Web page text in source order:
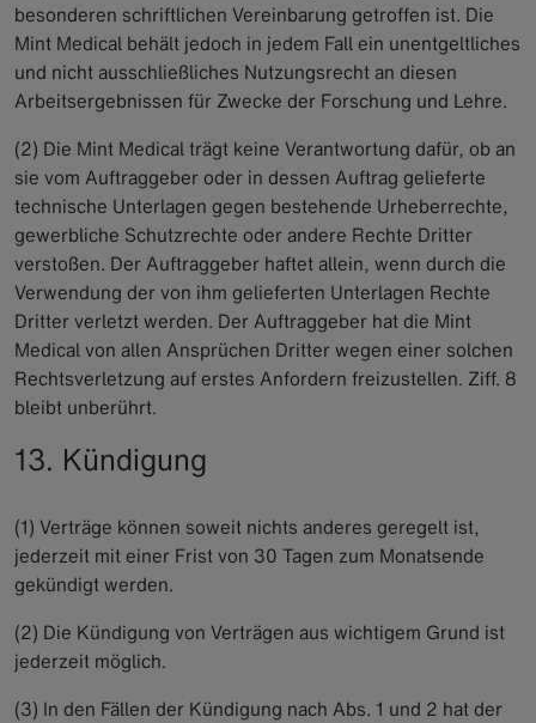
besonderen schriftlichen Vereinbarung getroffen ist. Die
Mint Medical behält jedoch in jedem Fall ein unentgeltliches
und nicht ausschließliches Nutzungsrecht an diesen
Arbeitsergebnissen für Zwecke der Forschung und Lehre.
(2) Die Mint Medical trägt keine Verantwortung dafür, ob an
sie vom Auftraggeber oder in dessen Auftrag gelieferte
technische Unterlagen gegen bestehende Urheberrechte,
gewerbliche Schutzrechte oder andere Rechte Dritter
verstoßen. Der Auftraggeber haftet allein, wenn durch die
Verwendung der von ihm gelieferten Unterlagen Rechte
Dritter verletzt werden. Der Auftraggeber hat die Mint
Medical von allen Ansprüchen Dritter wegen einer solchen
Rechtsverletzung auf erstes Anfordern freizustellen. Ziff. 8
bleibt unberührt.
13. Kündigung
(1) Verträge können soweit nichts anderes geregelt ist,
jederzeit mit einer Frist von 30 Tagen zum Monatsende
gekündigt werden.
(2) Die Kündigung von Verträgen aus wichtigem Grund ist
jederzeit möglich.
(3) In den Fällen der Kündigung nach Abs. 1 und 2 hat der